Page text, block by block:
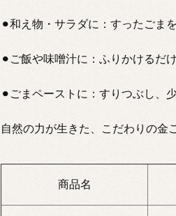
⚫︎和え物・サラダに：すったごま
⚫︎ご飯や味噌汁に：ふりかけるだ
⚫︎ごまペーストに：すりつぶし、
自然の力が生きた、こだわりの金
商品名